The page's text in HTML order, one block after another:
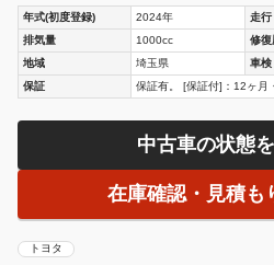
年式(初度登録) 2024年 走行
排気量
1000cc 修復
地域
埼玉県 車検
保証
保証有。 [保証付]：12ヶ月
中古車の状態
在庫確認・見積も
トヨタ